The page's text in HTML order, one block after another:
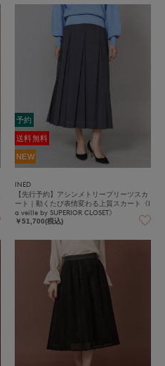
予約
送料無料
NEW
INED
【先行予約】アシンメトリープリーツスカ
ート｜動くたび表情変わる上質スカート《l
a veille by SUPERIOR CLOSET》
￥51,700(税込)